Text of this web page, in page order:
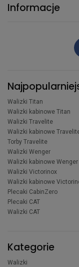
Informacje
Walizki Titan
Walizki kabinowe Titan
Walizki Travelite
Walizki kabinowe
Torby Travelite
Walizki Wenger
Walizki kabinowe Wenger
Walizki Victorinox
Walizki kabinowe
Plecaki CabinZero
Plecaki CAT
Walizki CAT
Kategorie
Walizki